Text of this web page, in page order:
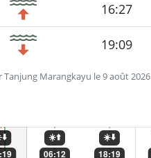
Marangkayu le 9 août 2026
16:27
19:09